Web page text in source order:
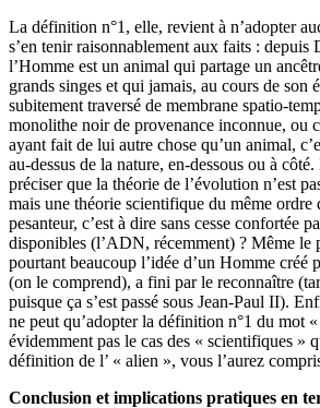
La définition n°1, elle, revient à n’adopter
s’en tenir raisonnablement aux faits :
l’Homme est un animal qui partage un
grands singes et qui jamais, au cours de son
subitement traversé de membrane spatio-
monolithe noir de provenance inconnue, ou
ayant fait de lui autre chose qu’un animal,
au-dessus de la nature, en-dessous ou à
préciser que la théorie de l’évolution n’est
mais une théorie scientifique du même ordre
pesanteur, c’est à dire sans cesse confortée
disponibles (l’ADN, récemment) ? Même le
pourtant beaucoup l’idée d’un Homme créé
(on le comprend), a fini par le reconnaître
puisque ça s’est passé sous Jean-Paul II).
ne peut qu’adopter la définition n°1 du mot
évidemment pas le cas des « scientifiques »
définition de l’ « alien », vous l’aurez
Conclusion et implications pratiques en